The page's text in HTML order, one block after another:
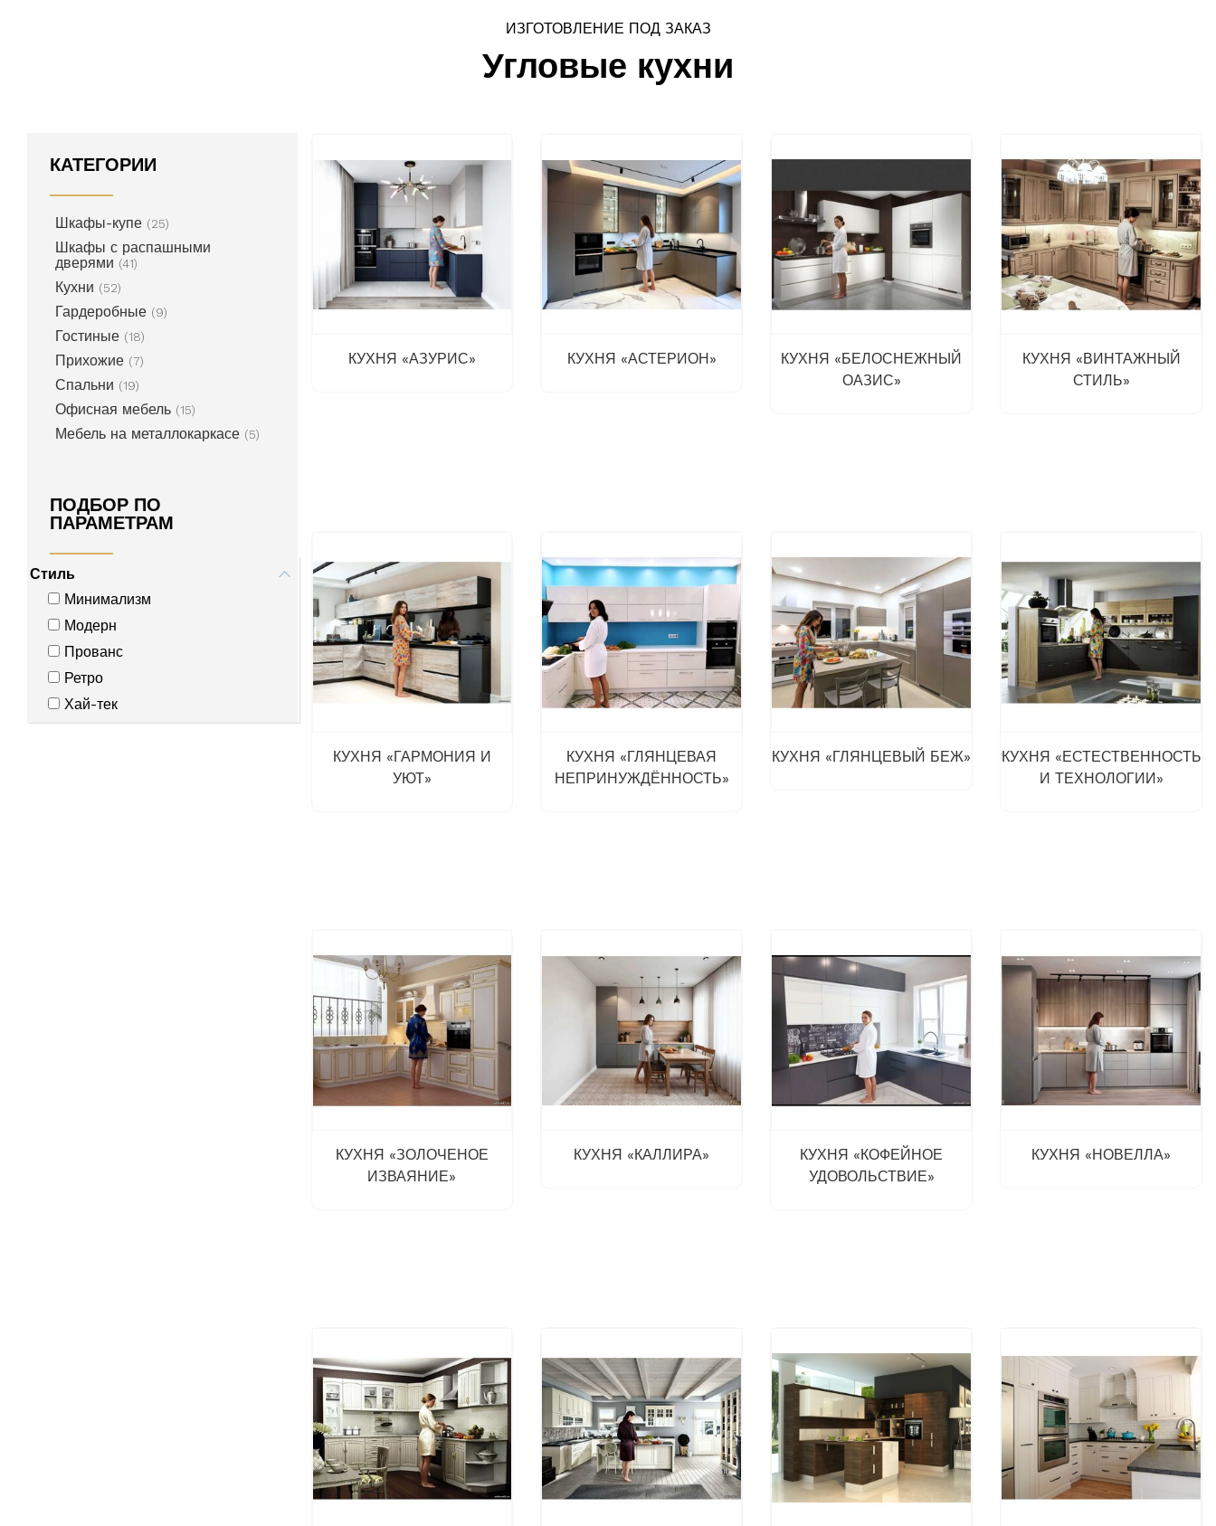
ИЗГОТОВЛЕНИЕ ПОД ЗАКАЗ
Угловые кухни
КАТЕГОРИИ
Шкафы-купе (25)
Шкафы с распашными
дверями (41)
Кухни (52)
Гардеробные (9)
Гостиные (18)
Прихожие (7)
Спальни (19)
Офисная мебель (15)
Мебель на металлокаркасе (5)
ПОДБОР ПО
ПАРАМЕТРАМ
Стиль
Минимализм
Модерн
Прованс
Ретро
Хай-тек
КУХНЯ «АЗУРИС» КУХНЯ «АСТЕРИОН»
КУХНЯ «БЕЛОСНЕЖНЫЙ
ОАЗИС»
КУХНЯ «ВИНТАЖНЫЙ
СТИЛЬ»
КУХНЯ «ГАРМОНИЯ И
УЮТ»
КУХНЯ «ГЛЯНЦЕВАЯ
НЕПРИНУЖДЁННОСТЬ»
КУХНЯ «ГЛЯНЦЕВЫЙ БЕЖ»
КУХНЯ «ЕСТЕСТВЕННОСТЬ
И ТЕХНОЛОГИИ»
КУХНЯ «ЗОЛОЧЕНОЕ
ИЗВАЯНИЕ»
КУХНЯ «КАЛЛИРА»
КУХНЯ «КОФЕЙНОЕ
УДОВОЛЬСТВИЕ»
КУХНЯ «НОВЕЛЛА»